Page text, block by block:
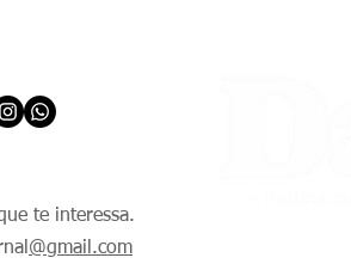
te interessa.
@gmail.com